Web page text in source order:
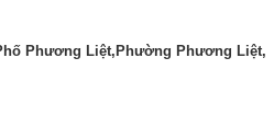
Phương Liệt,Phường Phương Liệt,